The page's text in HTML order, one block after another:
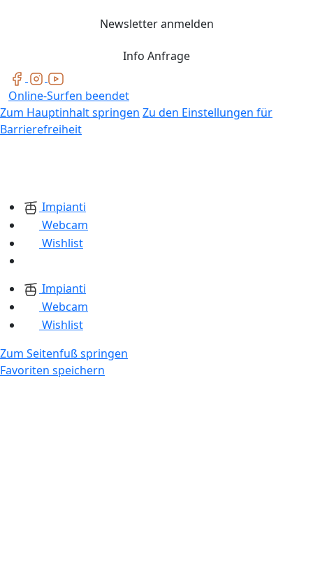
Newsletter anmelden
Info Anfrage
Online-Surfen beendet
Zum Hauptinhalt springen Zu den Einstellungen für
Barrierefreiheit
Impianti
Webcam
Wishlist
Impianti
Webcam
Wishlist
Zum Seitenfuß springen
Favoriten speichern